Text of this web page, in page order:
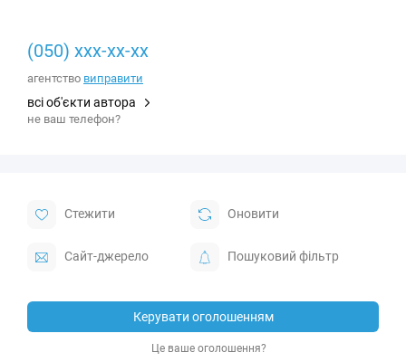
(050) xxx-xx-xx
агентство виправити
всі об'єкти автора
не ваш телефон?
Стежити Оновити
Cайт-джерело Пошуковий фільтр
Керувати оголошенням
Це ваше оголошення?